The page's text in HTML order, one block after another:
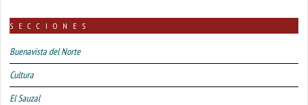
SECCIONES
Buenavista del Norte
Cultura
El Sauzal